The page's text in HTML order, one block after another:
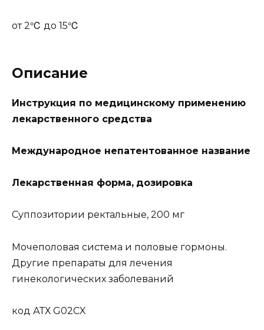
от 2℃ до 15℃
Описание
Инструкция по медицинскому применению
лекарственного средства
Международное непатентованное название
Лекарственная форма, дозировка
Суппозитории ректальные, 200 мг
Мочеполовая система и половые гормоны.
Другие препараты для лечения
гинекологических заболеваний
код АТХ G02CX